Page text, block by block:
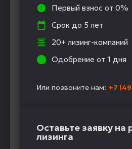
Первый взнос от 0%
Срок до 5 лет
20+ лизинг-компаний
Одобрение от 1 дня
Или позвоните нам: +7
Оставьте заявку на
лизинга